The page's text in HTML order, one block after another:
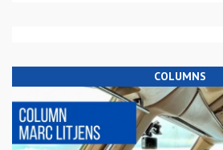
COLUMNS